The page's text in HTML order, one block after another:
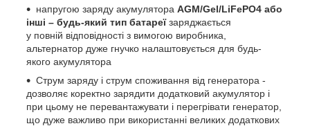
напругою заряду акумулятора AGM/Gel/LiFePO4 або
інші – будь-який тип батареїзаряджається
у повній відповідності з вимогою виробника,
альтернатор дуже гнучко налаштовується для будь-
якого акумулятора
Струм заряду і струм споживання від генератора -
дозволяє коректно зарядити додатковий акумулятор і
при цьому не перевантажувати і перегрівати генератор,
що дуже важливо при використанні великих додаткових